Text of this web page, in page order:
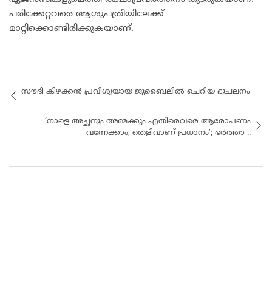
പരിക്കേറ്റവരെ ആശുപത്രിയിലേക്ക്
മാറ്റിക്കൊണ്ടിരിക്കുകയാണ്.
സൗദി കിഴക്കൻ പ്രവിശ്യയായ ജുബൈലിൽ ചെറിയ ഭൂചലനം
‘നാളെ അച്ഛനും അമ്മക്കും എതിരെവരെ ആരോപണം
വന്നേക്കാം, തെളിവാണ് പ്രധാനം’; ഭർത്താ ..